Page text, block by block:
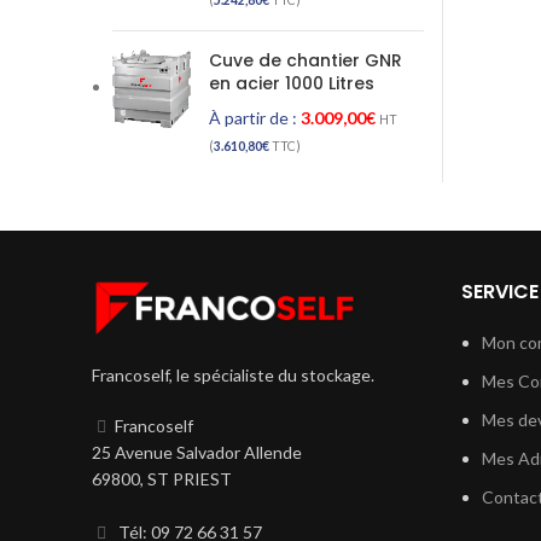
Cuve de chantier GNR
en acier 1000 Litres
À partir de : 3.009,00€ HT
(3.610,80€TTC)
Francoself, le spécialiste du stockage.
Francoself
25 Avenue Salvador Allende
69800, ST PRIEST
Tél: 09 72 66 31 57
Mon
Mes
Mes
Mes